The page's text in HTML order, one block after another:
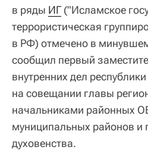
в ряды ИГ ("Исламское
террористическая
в РФ) отмечено в
сообщил первый
внутренних дел
на совещании главы
начальниками районных
муниципальных районов и
духовенства.